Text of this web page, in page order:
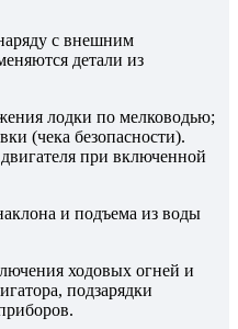
с внешним
детали из
лодки по мелководью;
(чека безопасности).
при включенной
и подъема из воды
ходовых огней и
подзарядки